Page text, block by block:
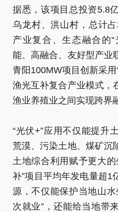
据悉，该项目总投资5.8
乌龙村、洪山村，总计
产业复合、生态融合的
能、高融合、友好型产业
青阳100MW项目创新采
渔光互补复合产业模式，
渔业养殖业之间实现跨界
“光伏+”应用不仅能提升
荒漠、污染土地、煤矿沉
土地综合利用赋予更大
补”项目平均年发电量超1
源，不仅能保护当地山
次就业”，还能给当地带